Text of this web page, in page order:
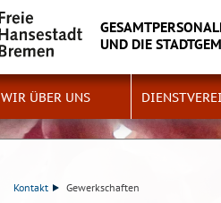
UND DIE
WIR ÜBER UNS
Kontakt Gewerkschaften